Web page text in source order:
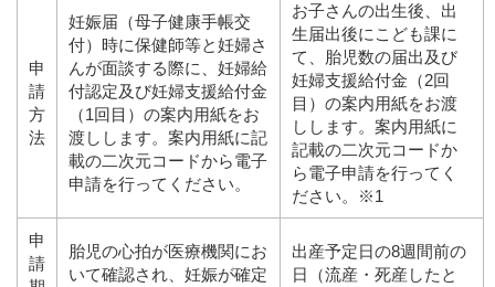
申
請
方
法
妊娠届（母子健康手帳交
付）時に保健師等と妊婦さ
んが面談する際に、妊婦給
付認定及び妊婦支援給付金
（1回目）の案内用紙をお
渡しします。案内用紙に記
載の二次元コードから電子
申請を行ってください。
お子さんの出生後、出
生届出後にこども課に
て、胎児数の届出及び
妊婦支援給付金（2回
目）の案内用紙をお渡
しします。案内用紙に
記載の二次元コードか
ら電子申請を行ってく
ださい。※1
申
請
胎児の心拍が医療機関にお
いて確認され、妊娠が確定
出産予定日の8週間前の
日（流産・死産したと